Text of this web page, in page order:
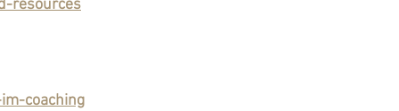
resources
coaching